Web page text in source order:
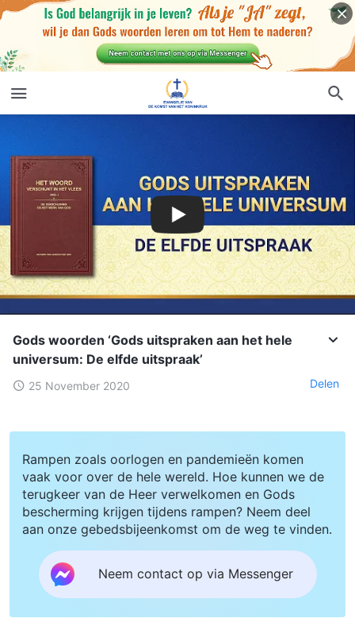
Gods woorden ‘Gods uitspraken aan het hele
universum: De elfde uitspraak’
25 November 2020 Delen
Rampen zoals oorlogen en pandemieën komen
vaak voor over de hele wereld. Hoe kunnen we de
terugkeer van de Heer verwelkomen en Gods
bescherming krijgen tijdens rampen? Neem deel
aan onze gebedsbijeenkomst om de weg te vinden.
Neem contact op via Messenger